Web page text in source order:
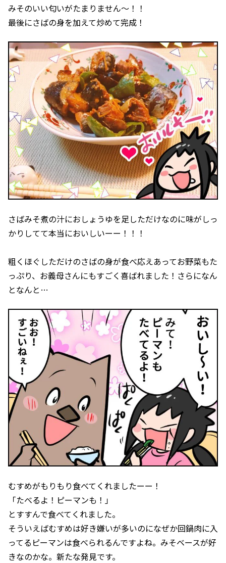
みそのいい匂いがたまりません～！！
最後にさばの身を加えて炒めて完成！
さばみそ煮の汁におしょうゆを足しただけなのに味がしっ
かりしてて本当においしいーー！！！
粗くほぐしただけのさばの身が食べ応えあってお野菜もた
っぷり、お義母さんにもすごく喜ばれました！さらになん
となんと…
むすめがもりもり食べてくれましたーー！
「たべるよ！ピーマンも！」
とすすんで食べてくれました。
そういえばむすめは好き嫌いが多いのになぜか回鍋肉に入
ってるピーマンは食べられるんですよね。みそベースが好
きなのかな。新たな発見です。